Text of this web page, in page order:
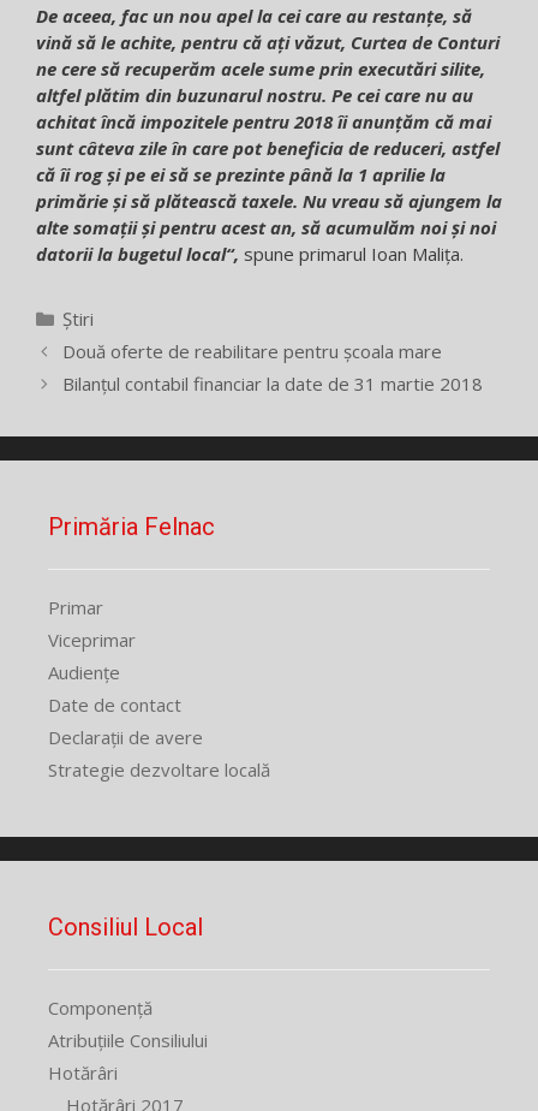
De aceea, fac un nou apel la cei care au restanțe, să
vină să le achite, pentru că ați văzut, Curtea de Conturi
ne cere să recuperăm acele sume prin executări silite,
altfel plătim din buzunarul nostru. Pe cei care nu au
achitat încă impozitele pentru 2018 îi anunțăm că mai
sunt câteva zile în care pot beneficia de reduceri, astfel
că îi rog și pe ei să se prezinte până la 1 aprilie la
primărie și să plătească taxele. Nu vreau să ajungem la
alte somații și pentru acest an, să acumulăm noi și noi
datorii la bugetul local“, spune primarul Ioan Malița.
Categorii
Știri
Două oferte de reabilitare pentru școala mare
Bilanțul contabil financiar la date de 31 martie 2018
Primăria Felnac
Primar
Viceprimar
Audiențe
Date de contact
Declarații de avere
Strategie dezvoltare locală
Consiliul Local
Componență
Atribuțiile Consiliului
Hotărâri
Hotărâri 2017